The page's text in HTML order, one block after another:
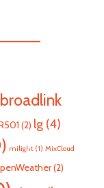
broadlink
(2) lg (4)
milight (1) MixCloud
(2)